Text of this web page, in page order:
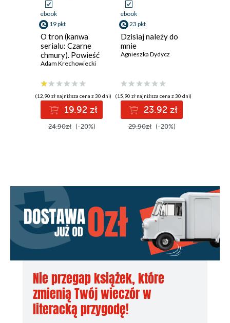
ebook
19 pkt
O tron (kanwa
serialu: Czarne
chmury). Powieść
historyczna z XVII
Adam Krechowiecki
(12,90 zł najniższa cena z 30 dni)
19.92 zł
24.90zł (-20%)
ebook
23 pkt
Dzisiaj należy do
mnie
Agnieszka Dydycz
(15,90 zł najniższa cena z 30 dni)
23.92 zł
29.90zł (-20%)
Nie przegap książek, które
zmienią Twój wieczór w
literacką przygodę!